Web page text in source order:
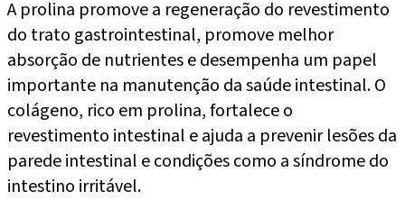
A prolina promove a regeneração do revestimento
do trato gastrointestinal, promove melhor
absorção de nutrientes e desempenha um papel
importante na manutenção da saúde intestinal. O
colágeno, rico em prolina, fortalece o
revestimento intestinal e ajuda a prevenir lesões da
parede intestinal e condições como a síndrome do
intestino irritável.